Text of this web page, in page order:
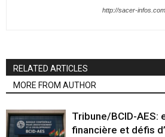
http://sacer-infos.com
RELATED ARTICLES
MORE FROM AUTHOR
Tribune/BCID-AES:
financière et défis